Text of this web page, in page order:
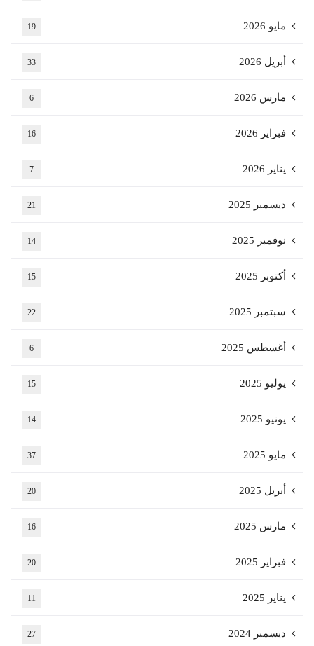
مايو 2026 19
أبريل 2026 33
مارس 2026 6
فبراير 2026 16
يناير 2026 7
ديسمبر 2025 21
نوفمبر 2025 14
أكتوبر 2025 15
سبتمبر 2025 22
أغسطس 2025 6
يوليو 2025 15
يونيو 2025 14
مايو 2025 37
أبريل 2025 20
مارس 2025 16
فبراير 2025 20
يناير 2025 11
ديسمبر 2024 27